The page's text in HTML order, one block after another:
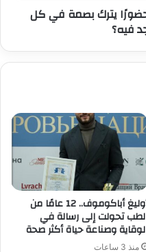
يترك بصمة في كل
فيه؟
أوليغ أباكوموف.. 12 عامًا من
تحولت إلى رسالة في
وصناعة حياة أكثر صحة
منذ 3 ساعات